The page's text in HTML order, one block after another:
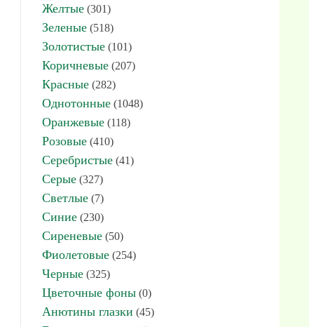
Желтые (301)
Зеленые (518)
Золотистые (101)
Коричневые (207)
Красные (282)
Однотонные (1048)
Оранжевые (118)
Розовые (410)
Серебристые (41)
Серые (327)
Светлые (7)
Синие (230)
Сиреневые (50)
Фиолетовые (254)
Черные (325)
Цветочные фоны (0)
Анютины глазки (45)